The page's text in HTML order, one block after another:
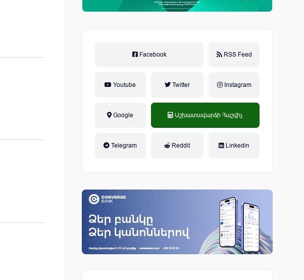
Facebook RSS Feed
Youtube Twitter Instagram
Google Աշխատավարձի Հաշվիչ
Telegram Reddit Linkedin